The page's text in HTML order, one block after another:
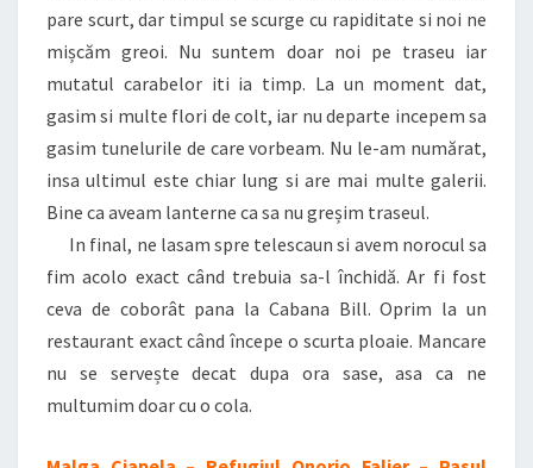
pare scurt, dar timpul se scurge cu rapiditate si noi ne
mișcăm greoi. Nu suntem doar noi pe traseu iar
mutatul carabelor iti ia timp. La un moment dat,
gasim si multe flori de colt, iar nu departe incepem sa
gasim tunelurile de care vorbeam. Nu le-am numărat,
insa ultimul este chiar lung si are mai multe galerii.
Bine ca aveam lanterne ca sa nu greșim traseul.
In final, ne lasam spre telescaun si avem norocul sa
fim acolo exact când trebuia sa-l închidă. Ar fi fost
ceva de coborât pana la Cabana Bill. Oprim la un
restaurant exact când începe o scurta ploaie. Mancare
nu se servește decat dupa ora sase, asa ca ne
multumim doar cu o cola.